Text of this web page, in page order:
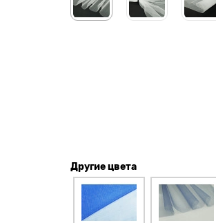
Другие цвета